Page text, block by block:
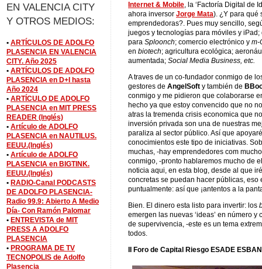
Internet & Mobile, la ‘Factoría Digital de
ahora inversor Jorge Mata). ¿Y para qué
emprendedoras?. Pues muy sencillo,
juegos y tecnologías para móviles y
para Sploonch; comercio electrónico y m-
en biotech; agricultura ecológica;
aumentada; Social Media Business, etc.
A traves de un co-fundador conmigo de
gestores de AngelSoft y también de
conmigo y me pidieron que colaborarse
hecho ya que estoy convencido que no
atras la tremenda crisis economica que
inversión privada son una de nuestras
paraliza al sector público. Así que
conocimientos este tipo de iniciativas.
muchas, -hay emprendedores com
conmigo, -pronto hablaremos mucho de
noticia aqui, en esta blog, desde al que
concretas se puedan hacer públicas,
puntualmente: así que ¡antentos a la
Bien. El dinero esta listo para invertir: los
emergen las nuevas ‘ideas’ en número
de supervivencia, -este es un tema
todos.
II Foro de Capital Riesgo ESADE
EN VALENCIA CITY
Y OTROS MEDIOS:
• ARTÍCULOS DE ADOLFO
PLASENCIA EN VALENCIA
CITY. Año 2025
• ARTÍCULOS DE ADOLFO
PLASENCIA en D+I hasta
Año 2024
• ARTÍCULO DE ADOLFO
PLASENCIA en MIT PRESS
READER (Inglés)
• Artículo de ADOLFO
PLASENCIA en NAUTILUS.
EEUU.(Inglés)
• Artículo de ADOLFO
PLASENCIA en BIGTINK.
EEUU.(Inglés)
• RADIO-Canal PODCASTS
DE ADOLFO PLASENCIA-
Radio 99.9: Abierto A Medio
Día- Con Ramón Palomar
• ENTREVISTA de MIT
PRESS A ADOLFO
PLASENCIA
• PROGRAMA DE TV
TECNOPOLIS de Adolfo
Plasencia